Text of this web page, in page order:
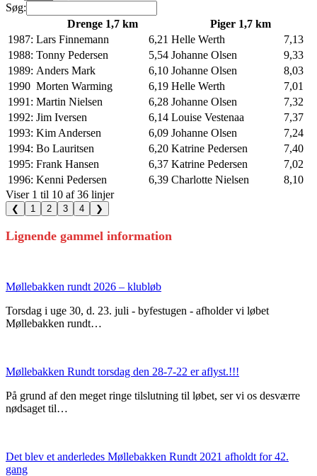
Søg:
Drenge 1,7 km
Piger 1,7 km
1987: Lars Finnemann 6,21 Helle Werth
7,13
1988: Tonny Pedersen 5,54 Johanne Olsen
9,33
1989: Anders Mark 6,10 Johanne Olsen
8,03
1990 Morten Warming 6,19 Helle Werth
7,01
1991: Martin Nielsen 6,28 Johanne Olsen
7,32
1992: Jim Iversen 6,14 Louise Vestenaa
7,37
1993: Kim Andersen 6,09 Johanne Olsen
7,24
1994: Bo Lauritsen 6,20 Katrine Pedersen
7,40
1995: Frank Hansen 6,37 Katrine Pedersen
7,02
1996: Kenni Pedersen 6,39 Charlotte Nielsen
8,10
Viser 1 til 10 af 36 linjer
❮ 1 2 3 4 ❯
Lignende gammel information
Møllebakken rundt 2026 – klubløb
Torsdag i uge 30, d. 23. juli - byfestugen - afholder vi løbet
Møllebakken rundt…
Møllebakken Rundt torsdag den 28-7-22 er aflyst.!!!
På grund af den meget ringe tilslutning til løbet, ser vi os desværre
nødsaget til…
Det blev et anderledes Møllebakken Rundt 2021 afholdt for 42.
gang